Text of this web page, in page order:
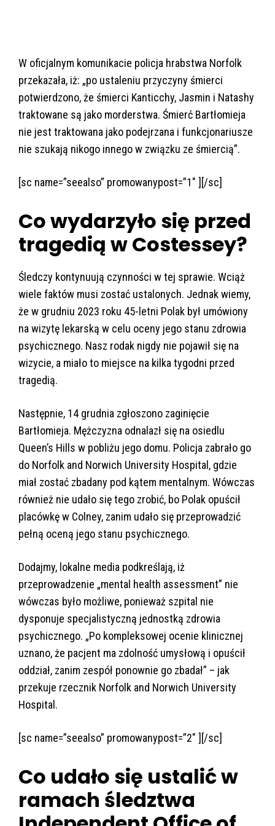
W oficjalnym komunikacie policja hrabstwa Norfolk
przekazała, iż: „po ustaleniu przyczyny śmierci
potwierdzono, że śmierci Kanticchy, Jasmin i Natashy
traktowane są jako morderstwa. Śmierć Bartłomieja
nie jest traktowana jako podejrzana i funkcjonariusze
nie szukają nikogo innego w związku ze śmiercią”.
[sc name=”seealso” promowanypost=”1″ ][/sc]
Co wydarzyło się przed
tragedią w Costessey?
Śledczy kontynuują czynności w tej sprawie. Wciąż
wiele faktów musi zostać ustalonych. Jednak wiemy,
że w grudniu 2023 roku 45-letni Polak był umówiony
na wizytę lekarską w celu oceny jego stanu zdrowia
psychicznego. Nasz rodak nigdy nie pojawił się na
wizycie, a miało to miejsce na kilka tygodni przed
tragedią.
Następnie, 14 grudnia zgłoszono zaginięcie
Bartłomieja. Mężczyzna odnalazł się na osiedlu
Queen’s Hills w pobliżu jego domu. Policja zabrało go
do Norfolk and Norwich University Hospital, gdzie
miał zostać zbadany pod kątem mentalnym. Wówczas
również nie udało się tego zrobić, bo Polak opuścił
placówkę w Colney, zanim udało się przeprowadzić
pełną oceną jego stanu psychicznego.
Dodajmy, lokalne media podkreślają, iż
przeprowadzenie „mental health assessment” nie
wówczas było możliwe, ponieważ szpital nie
dysponuje specjalistyczną jednostką zdrowia
psychicznego. „Po kompleksowej ocenie klinicznej
uznano, że pacjent ma zdolność umysłową i opuścił
oddział, zanim zespół ponownie go zbadał” – jak
przekuje rzecznik Norfolk and Norwich University
Hospital.
[sc name=”seealso” promowanypost=”2″ ][/sc]
Co udało się ustalić w
ramach śledztwa